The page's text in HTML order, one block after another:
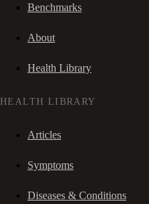
Benchmarks
About
Health Library
HEALTH LIBRARY
Articles
Symptoms
Diseases & Conditions